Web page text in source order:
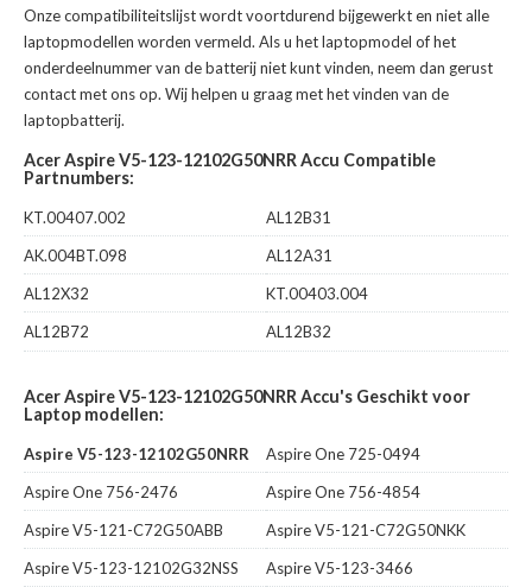
Onze compatibiliteitslijst wordt voortdurend bijgewerkt en niet alle
laptopmodellen worden vermeld. Als u het laptopmodel of het
onderdeelnummer van de batterij niet kunt vinden, neem dan gerust
contact met ons op. Wij helpen u graag met het vinden van de
laptopbatterij.
Acer Aspire V5-123-12102G50NRR Accu Compatible
Partnumbers:
KT.00407.002
AL12B31
AK.004BT.098
AL12A31
AL12X32
KT.00403.004
AL12B72
AL12B32
Acer Aspire V5-123-12102G50NRR Accu's Geschikt voor
Laptop modellen:
Aspire V5-123-12102G50NRR
Aspire One 725-0494
Aspire One 756-2476
Aspire One 756-4854
Aspire V5-121-C72G50ABB
Aspire V5-121-C72G50NKK
Aspire V5-123-12102G32NSS
Aspire V5-123-3466